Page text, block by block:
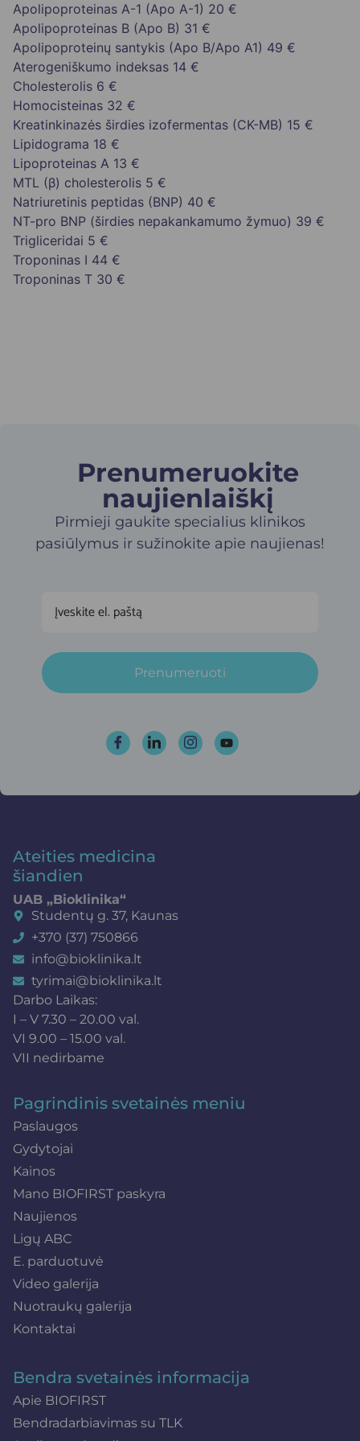
Apolipoproteinas A-1 (Apo A-1) 20 €
Apolipoproteinas B (Apo B) 31 €
Apolipoproteinų santykis (Apo B/Apo A1) 49 €
Aterogeniškumo indeksas 14 €
Cholesterolis 6 €
Homocisteinas 32 €
Kreatinkinazės širdies izofermentas (CK-MB) 15 €
Lipidograma 18 €
Lipoproteinas A 13 €
MTL (β) cholesterolis 5 €
Natriuretinis peptidas (BNP) 40 €
NT-pro BNP (širdies nepakankamumo žymuo) 39 €
Trigliceridai 5 €
Troponinas I 44 €
Troponinas T 30 €
Prenumeruokite
naujienlaiškį​
Pirmieji gaukite specialius klinikos
pasiūlymus ir sužinokite apie naujienas!
Prenumeruoti
Ateities medicina
šiandien
UAB „Bioklinika“
Studentų g. 37, Kaunas
+370 (37) 750866
info@bioklinika.lt
tyrimai@bioklinika.lt
Darbo Laikas:
I – V 7.30 – 20.00 val.
VI 9.00 – 15.00 val.
VII nedirbame
Pagrindinis svetainės meniu
Paslaugos
Gydytojai
Kainos
Mano BIOFIRST paskyra
Naujienos
Ligų ABC
E. parduotuvė
Video galerija
Nuotraukų galerija
Kontaktai
Bendra svetainės informacija
Apie BIOFIRST
Bendradarbiavimas su TLK